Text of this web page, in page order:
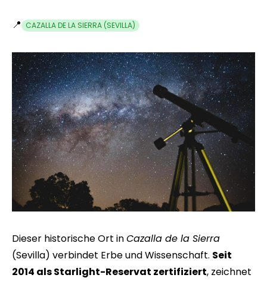
📍 CAZALLA DE LA SIERRA (SEVILLA)
Dieser historische Ort inCazalla de la Sierra
(Sevilla) verbindet Erbe und Wissenschaft. Seit
2014 als Starlight-Reservat zertifiziert, zeichnet